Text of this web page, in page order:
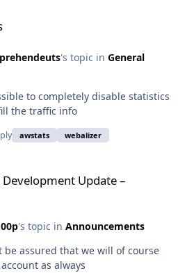
's topic in General
to completely disable statistics
the traffic info
awstats webalizer
Update –
's topic in Announcements
be assured that we will of course
as always